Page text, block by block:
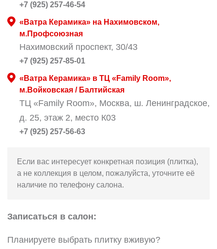
+7 (925) 257-46-54
«Ватра Керамика» на Нахимовском,
м.Профсоюзная
Нахимовский проспект, 30/43
+7 (925) 257-85-01
«Ватра Керамика» в ТЦ «Family Room»,
м.Войковская / Балтийская
ТЦ «Family Room», Москва, ш. Ленинградское,
д. 25, этаж 2, место К03
+7 (925) 257-56-63
Если вас интересует конкретная позиция (плитка),
а не коллекция в целом, пожалуйста, уточните её
наличие по телефону салона.
Записаться в салон:
Планируете выбрать плитку вживую?